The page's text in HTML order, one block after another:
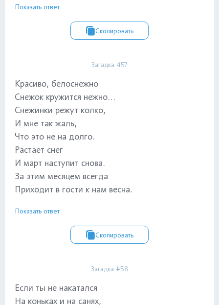
Показать ответ
Скопировать
Загадка #57
Красиво, белоснежно
Снежок кружится нежно…
Снежинки режут колко,
И мне так жаль,
Что это не на долго.
Растает снег
И март наступит снова.
За этим месяцем всегда
Приходит в гости к нам весна.
Показать ответ
Скопировать
Загадка #58
Если ты не накатался
На коньках и на санях,